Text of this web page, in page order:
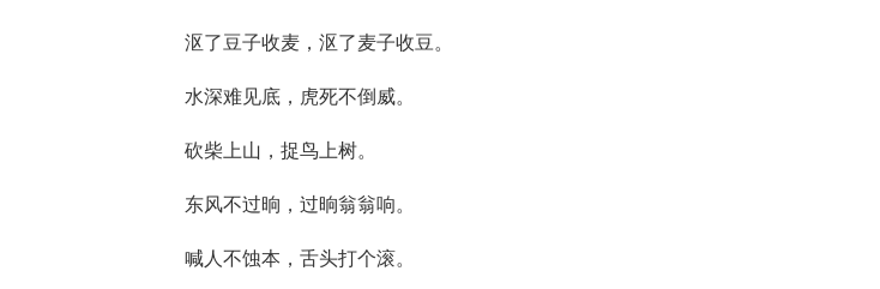
沤了豆子收麦，沤了麦子收豆。
水深难见底，虎死不倒威。
砍柴上山，捉鸟上树。
东风不过晌，过晌翁翁响。
喊人不蚀本，舌头打个滚。